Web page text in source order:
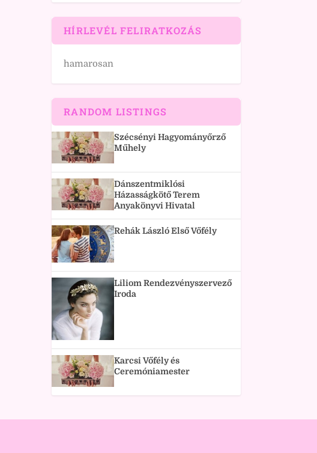
HÍRLEVÉL FELIRATKOZÁS
hamarosan
RANDOM LISTINGS
Szécsényi Hagyományőrző
Műhely
Dánszentmiklósi
Házasságkötő Terem
Anyakönyvi Hivatal
Rehák László Első Vőfély
Liliom Rendezvényszervező
Iroda
Karcsi Vőfély és
Ceremóniamester